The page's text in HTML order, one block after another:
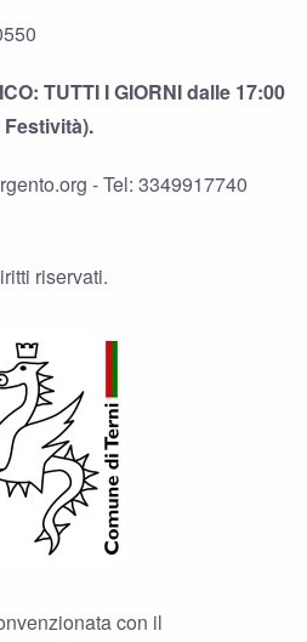
TUTTI I GIORNI dalle 17:00
- Tel: 3349917740
riservati.
con il